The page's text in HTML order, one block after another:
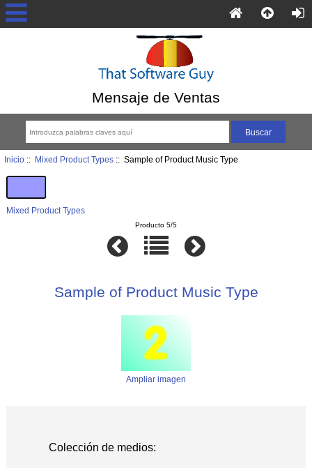
Mensaje de Ventas
Inicio:: Mixed Product Types:: Sample of Product Music Type
Mixed Product Types
Producto 5/5
Sample of Product Music Type
Ampliar imagen
Colección de medios: